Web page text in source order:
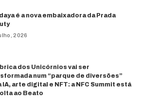
é a nova embaixadora da Prada
2026
dos Unicórnios vai ser
num “parque de diversões”
IA, arte digital e NFT: a NFC Summit está
ao Beato